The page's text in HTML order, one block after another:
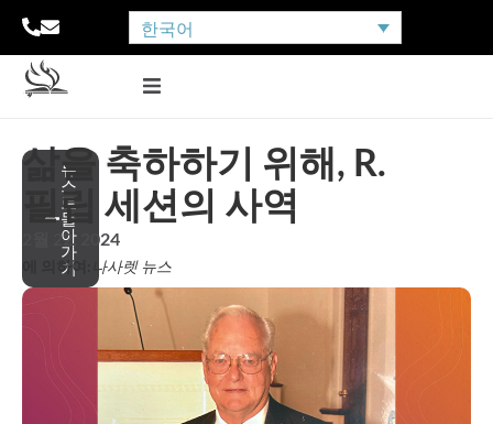
한국어
뉴
스
로
돌
아
가
기
삶을 축하하기 위해, R.
필립 세션의 사역
2월 22, 2024
에 의하여: 나사렛 뉴스